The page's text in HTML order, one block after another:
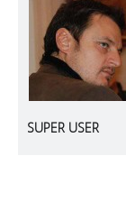
SUPER USER